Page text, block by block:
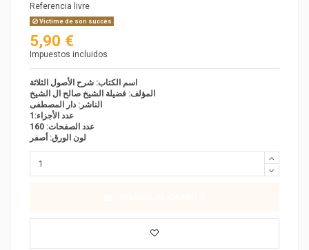
Referencia livre
Victime de son succès
5,90 €
Impuestos incluidos
اسم الكتاب: شرح الأصول الثلاثة
المؤلف: فضيلة الشيخ صالح ال الشيخ
الناشر: دار المصطفى
عدد الأجزاء:1
عدد الصفحات: 160
لون الورق: أصفر